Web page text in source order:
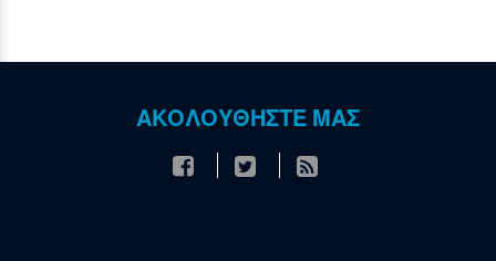
ΑΚΟΛΟΥΘΗΣΤΕ ΜΑΣ